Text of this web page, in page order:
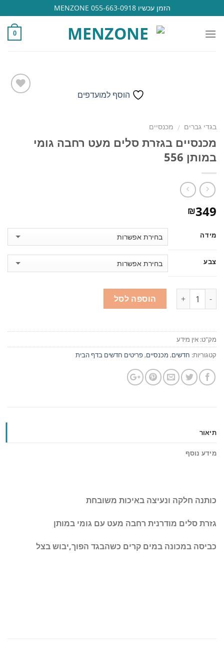
to
content
הזמן עכשיו 055-663-0918 MENZONE
0
הוסף למועדפים
בגדי גברים / מכנסיים
מכנסיים בגזרת סלים מעט רחבה גומי
במותן 556
₪349
מידה
צבע
הוספה לסל
מק"ט: אין מידע
קטגוריות: חדשים, מכנסיים,פריטים חדשים בדף הבית
תיאור
מידע נוסף
כותנה חלקה ונעיצה באיכות משובחת
גזרת סלים מודרנית רחבה מעט עם גומי במותן
כביסה במכונה במים קרים כשהבגד הפוך,יבוש בצל